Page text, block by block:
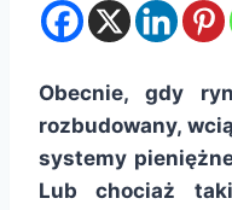
Obecnie, gdy
rozbudowany,
systemy
Lub chociaż